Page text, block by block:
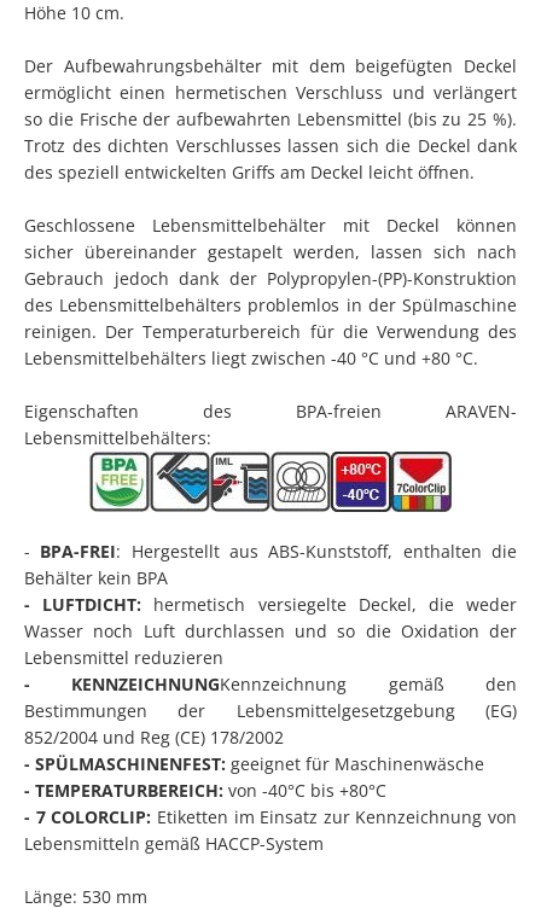
Höhe 10 cm.
Der Aufbewahrungsbehälter mit dem beigefügten Deckel
ermöglicht einen hermetischen Verschluss und verlängert
so die Frische der aufbewahrten Lebensmittel (bis zu 25 %).
Trotz des dichten Verschlusses lassen sich die Deckel dank
des speziell entwickelten Griffs am Deckel leicht öffnen.
Geschlossene Lebensmittelbehälter mit Deckel können
sicher übereinander gestapelt werden, lassen sich nach
Gebrauch jedoch dank der Polypropylen-(PP)-Konstruktion
des Lebensmittelbehälters problemlos in der Spülmaschine
reinigen. Der Temperaturbereich für die Verwendung des
Lebensmittelbehälters liegt zwischen -40 °C und +80 °C.
Eigenschaften des BPA-freien ARAVEN-
Lebensmittelbehälters:
- BPA-FREI: Hergestellt aus ABS-Kunststoff, enthalten die
Behälter kein BPA
- LUFTDICHT: hermetisch versiegelte Deckel, die weder
Wasser noch Luft durchlassen und so die Oxidation der
Lebensmittel reduzieren
- KENNZEICHNUNGKennzeichnung gemäß den
Bestimmungen der Lebensmittelgesetzgebung (EG)
852/2004 und Reg (CE) 178/2002
- SPÜLMASCHINENFEST: geeignet für Maschinenwäsche
- TEMPERATURBEREICH: von -40°C bis +80°C
- 7 COLORCLIP: Etiketten im Einsatz zur Kennzeichnung von
Lebensmitteln gemäß HACCP-System
Länge: 530 mm